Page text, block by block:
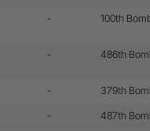
- 100th
- 486th
- 379th
- 487th